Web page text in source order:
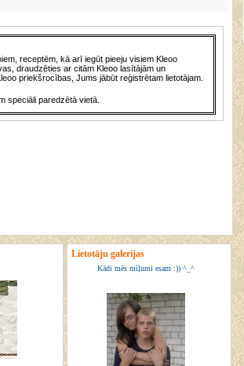
receptēm, kā arī iegūt pieeju visiem Kleoo
draudzēties ar citām Kleoo lasītājām un
priekšrocības, Jums jābūt reģistrētam lietotājam.
speciāli paredzētā vietā.
Lietotāju galerijas
Kādi mēs mīļumi esam :)) ^_^